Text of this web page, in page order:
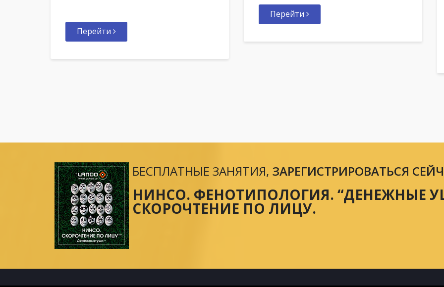
Перейти
Перейти
БЕСПЛАТНЫЕ ЗАНЯТИЯ, ЗАРЕГИСТРИРОВАТЬСЯ
НИНСО. ФЕНОТИПОЛОГИЯ. “ДЕНЕЖНЫЕ
СКОРОЧТЕНИЕ ПО ЛИЦУ.